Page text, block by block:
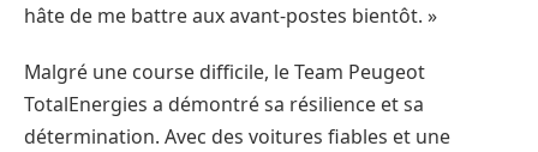
hâte de me battre aux avant-postes bientôt. »
Malgré une course difficile, le Team Peugeot
TotalEnergies a démontré sa résilience et sa
détermination. Avec des voitures fiables et une